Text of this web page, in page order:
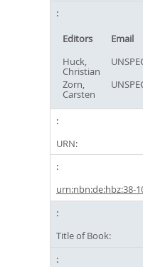
Editors Email
Huck,
Christian
Zorn,
Carsten
URN:
urn:nbn:de:hbz:38-
Title of Book: